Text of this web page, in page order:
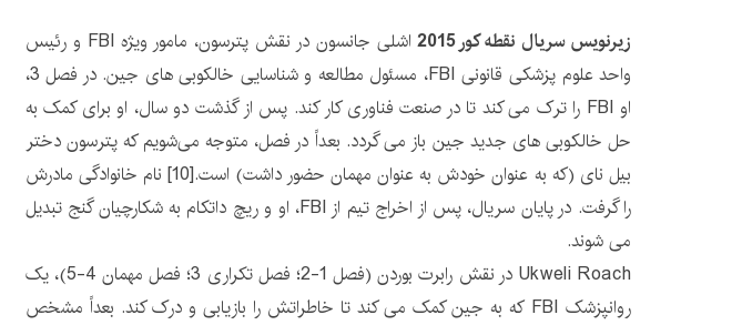
زیرنویس سریال نقطه کور 2015
اشلی جانسون در نقش پترسون، مامور ویژه FBI و رئیس
واحد علوم پزشکی قانونی FBI، مسئول مطالعه و شناسایی خالکوبی های جین. در فصل 3،
او FBI را ترک می کند تا در صنعت فناوری کار کند. پس از گذشت دو سال، او برای کمک به
حل خالکوبی های جدید جین باز می گردد. بعداً در فصل، متوجه می‌شویم که پترسون دختر
بیل نای (که به عنوان خودش به عنوان مهمان حضور داشت) است.[10] نام خانوادگی مادرش
را گرفت. در پایان سریال، پس از اخراج تیم از FBI، او و ریچ داتکام به شکارچیان گنج تبدیل
می شوند.
Ukweli Roach در نقش رابرت بوردن (فصل 1-2؛ فصل تکراری 3؛ فصل مهمان 4-5)، یک
روانپزشک FBI که به جین کمک می کند تا خاطراتش را بازیابی و درک کند. بعداً مشخص